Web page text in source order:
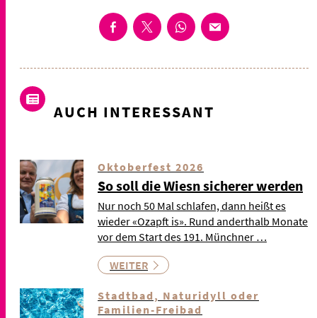
AUCH INTERESSANT
Oktoberfest 2026
So soll die Wiesn sicherer werden
Nur noch 50 Mal schlafen, dann heißt es
wieder «Ozapft is». Rund anderthalb Monate
vor dem Start des 191. Münchner …
WEITER
Stadtbad, Naturidyll oder
Familien-Freibad